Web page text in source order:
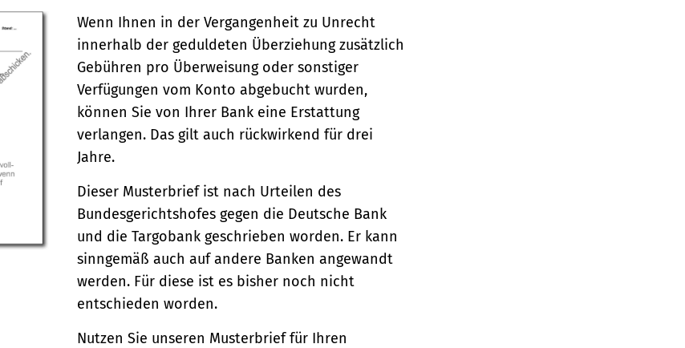
Wenn Ihnen in der Vergangenheit zu Unrecht
innerhalb der geduldeten Überziehung zusätzlich
Gebühren pro Überweisung oder sonstiger
Verfügungen vom Konto abgebucht wurden,
können Sie von Ihrer Bank eine Erstattung
verlangen. Das gilt auch rückwirkend für drei
Jahre.
Dieser Musterbrief ist nach Urteilen des
Bundesgerichtshofes gegen die Deutsche Bank
und die Targobank geschrieben worden. Er kann
sinngemäß auch auf andere Banken angewandt
werden. Für diese ist es bisher noch nicht
entschieden worden.
Nutzen Sie unseren Musterbrief für Ihren